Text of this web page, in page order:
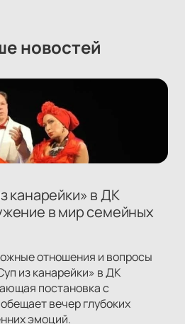
новостей
канарейки» в ДК
в мир семейных
отношения и вопросы
из канарейки» в ДК
постановка с
вечер глубоких
эмоций.